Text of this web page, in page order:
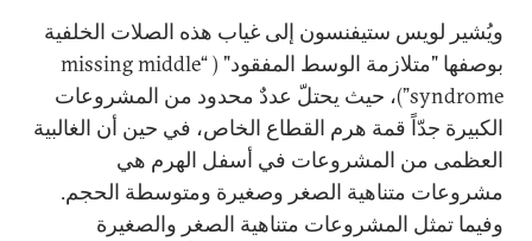
ويُشير لويس ستيفنسون إلى غياب هذه الصلات الخلفية
بوصفها "متلازمة الوسط المفقود" ( “missing middle
syndrome”)، حيث يحتلّ عددٌ محدود من المشروعات
الكبيرة جدّاً قمة هرم القطاع الخاص، في حين أن الغالبية
العظمى من المشروعات في أسفل الهرم هي
مشروعات متناهية الصغر وصغيرة ومتوسطة الحجم.
وفيما تمثل المشروعات متناهية الصغر والصغيرة